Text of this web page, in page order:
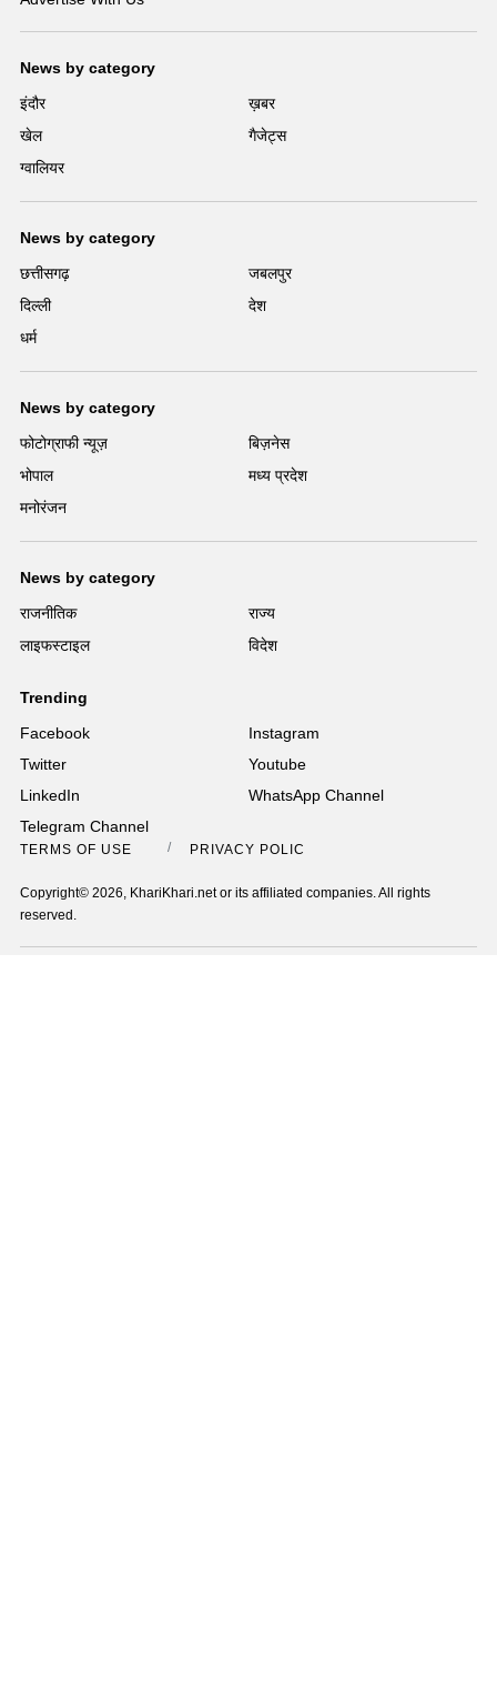
News by category
इंदौर
ख़बर
खेल
गैजेट्स
ग्वालियर
News by category
छत्तीसगढ़
जबलपुर
दिल्ली
देश
धर्म
News by category
फोटोग्राफी न्यूज़
बिज़नेस
भोपाल
मध्य प्रदेश
मनोरंजन
News by category
राजनीतिक
राज्य
लाइफस्टाइल
विदेश
Trending
Facebook
Instagram
Twitter
Youtube
LinkedIn
WhatsApp Channel
Telegram Channel
TERMS OF USE PRIVACY POLICY
Copyright© 2026, KhariKhari.net or its affiliated companies. All rights
reserved.